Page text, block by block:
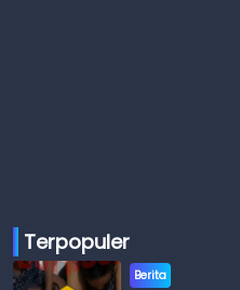
Terpopuler
Berita